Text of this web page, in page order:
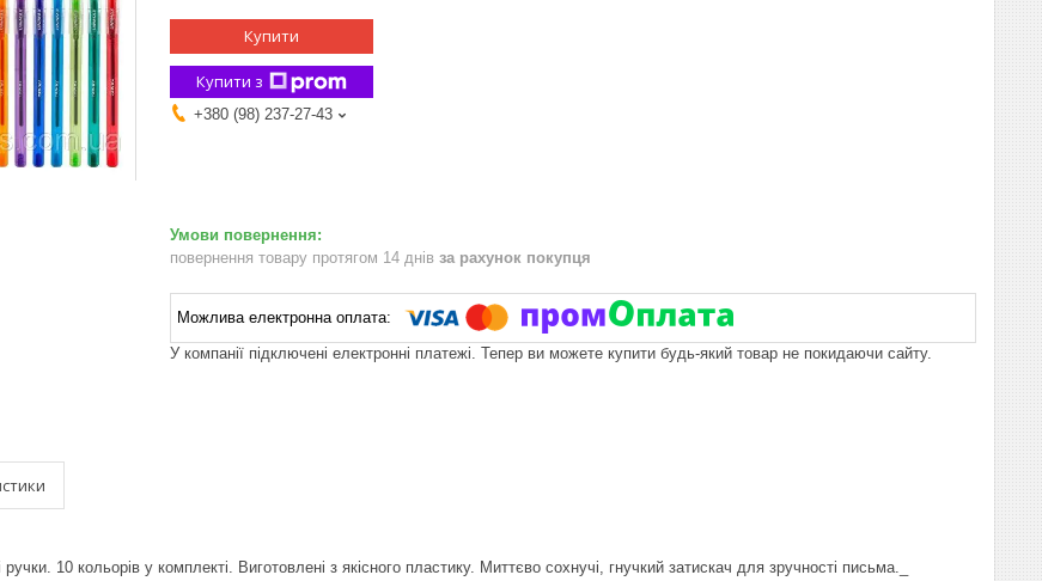
Купити
Купити з
+380 (98) 237-27-43
повернення товару протягом 14 днів за рахунок покупця
У компанії підключені електронні платежі. Тепер ви можете купити будь-який товар не покидаючи сайту.
ручки. 10 кольорів у комплекті. Виготовлені з якісного пластику. Миттєво сохнучі, гнучкий затискач для зручності письма._